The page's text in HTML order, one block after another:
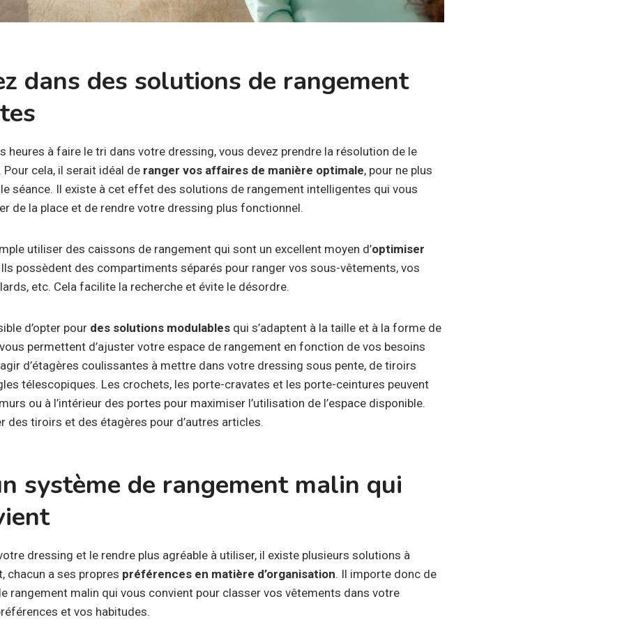
dans des solutions de rangement
heures à faire le tri dans votre dressing, vous devez prendre la résolution de le
cela, il serait idéal de ranger vos affaires de manière optimale, pour ne plus
séance. Il existe à cet effet des solutions de rangement intelligentes qui vous
de la place et de rendre votre dressing plus fonctionnel.
utiliser des caissons de rangement qui sont un excellent moyen d’optimiser
Ils possèdent des compartiments séparés pour ranger vos sous-vêtements, vos
etc. Cela facilite la recherche et évite le désordre.
d’opter pour des solutions modulables qui s’adaptent à la taille et à la forme de
permettent d’ajuster votre espace de rangement en fonction de vos besoins
d’étagères coulissantes à mettre dans votre dressing sous pente, de tiroirs
télescopiques. Les crochets, les porte-cravates et les porte-ceintures peuvent
ou à l’intérieur des portes pour maximiser l’utilisation de l’espace disponible.
des tiroirs et des étagères pour d’autres articles.
système de rangement malin qui
dressing et le rendre plus agréable à utiliser, il existe plusieurs solutions à
chacun a ses propres préférences en matière d’organisation. Il importe donc de
rangement malin qui vous convient pour classer vos vêtements dans votre
et vos habitudes.